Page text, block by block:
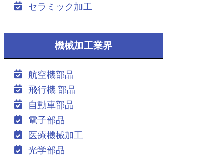
セラミック加工
機械加工業界
航空機部品
飛行機 部品
自動車部品
電子部品
医療機械加工
光学部品